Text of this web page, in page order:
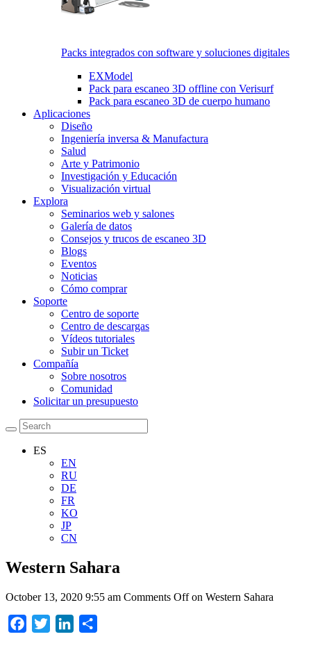
Packs integrados con software y soluciones digitales
EXModel
Pack para escaneo 3D offline con Verisurf
Pack para escaneo 3D de cuerpo humano
Aplicaciones
Diseño
Ingeniería inversa & Manufactura
Salud
Arte y Patrimonio
Investigación y Educación
Visualización virtual
Explora
Seminarios web y salones
Galería de datos
Consejos y trucos de escaneo 3D
Blogs
Eventos
Noticias
Cómo comprar
Soporte
Centro de soporte
Centro de descargas
Vídeos tutoriales
Subir un Ticket
Compañía
Sobre nosotros
Comunidad
Solicitar un presupuesto
ES
EN
RU
DE
FR
KO
JP
CN
Western Sahara
October 13, 2020 9:55 am Comments Offon Western Sahara
Facebook
Twitter LinkedIn